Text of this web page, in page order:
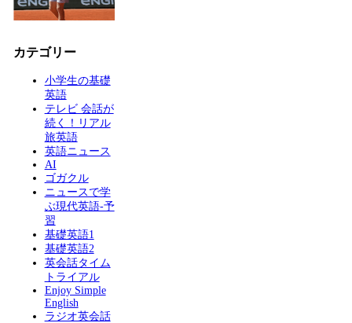
カテゴリー
小学生の基礎
英語
テレビ 会話が
続く！リアル
旅英語
英語ニュース
AI
ゴガクル
ニュースで学
ぶ現代英語-予
習
基礎英語1
基礎英語2
英会話タイム
トライアル
Enjoy Simple
English
ラジオ英会話